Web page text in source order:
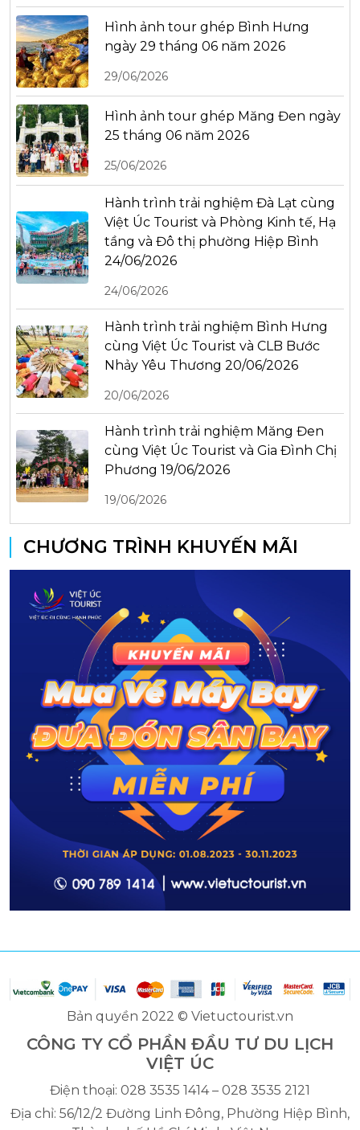
Hình ảnh tour ghép Bình Hưng
ngày 29 tháng 06 năm 2026
29/06/2026
Hình ảnh tour ghép Măng Đen ngày
25 tháng 06 năm 2026
25/06/2026
Hành trình trải nghiệm Đà Lạt cùng
Việt Úc Tourist và Phòng Kinh tế, Hạ
tầng và Đô thị phường Hiệp Bình
24/06/2026
24/06/2026
Hành trình trải nghiệm Bình Hưng
cùng Việt Úc Tourist và CLB Bước
Nhảy Yêu Thương 20/06/2026
20/06/2026
Hành trình trải nghiệm Măng Đen
cùng Việt Úc Tourist và Gia Đình Chị
Phương 19/06/2026
19/06/2026
CHƯƠNG TRÌNH KHUYẾN MÃI
Bản quyền 2022 © Vietuctourist.vn
CÔNG TY CỔ PHẦN ĐẦU TƯ DU LỊCH
VIỆT ÚC
Điện thoại: 028 3535 1414 – 028 3535 2121
Địa chỉ: 56/12/2 Đường Linh Đông, Phường Hiệp Bình,